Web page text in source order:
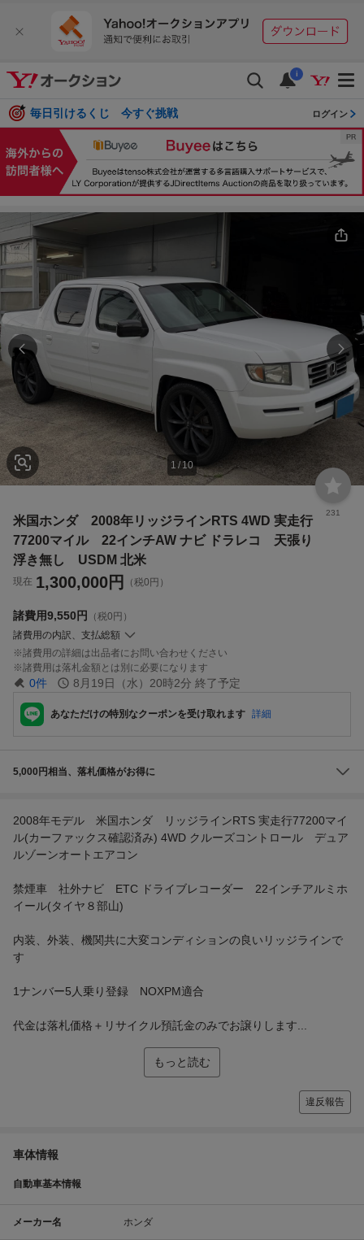
i
毎日引けるくじ 今すぐ挑戦 ログイン
1 / 10
231
米国ホンダ 2008年リッジラインRTS 4WD 実走行
77200マイル 22インチAW ナビ ドラレコ 天張り
浮き無し USDM 北米
現在 1,300,000円 （税0円）
諸費用9,550円
（税0円）
諸費用の内訳、支払総額
諸費用の詳細は出品者にお問い合わせください
諸費用は落札金額とは別に必要になります
0件 8月19日（水）20時2分 終了予定
あなただけの特別なクーポンを受け取れます 詳細
5,000円相当、落札価格がお得に
2008年モデル 米国ホンダ リッジラインRTS 実走行77200マイ
ル(カーファックス確認済み) 4WD クルーズコントロール デュア
ルゾーンオートエアコン
禁煙車 社外ナビ ETC ドライブレコーダー 22インチアルミホ
イール(タイヤ８部山)
内装、外装、機関共に大変コンディションの良いリッジラインで
す
1ナンバー5人乗り登録 NOXPM適合
代金は落札価格＋リサイクル預託金のみでお譲りします...
もっと読む
違反報告
車体情報
自動車基本情報
メーカー名 ホンダ